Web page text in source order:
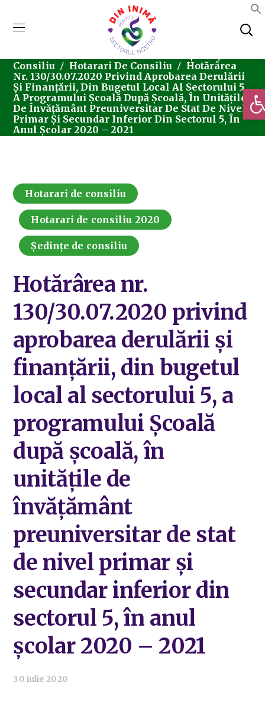
Consiliul Local Sector 5
Consiliu
Hotarari De Consiliu
Hotărârea
Nr. 130/30.07.2020 Privind Aprobarea Derulării
Și Finanțării, Din Bugetul Local Al Sectorului 5,
A Programului Școală După Școală, În Unitățile
De Învățământ Preuniversitar De Stat De Nivel
Primar Și Secundar Inferior Din Sectorul 5, În
Anul Școlar 2020 – 2021
Hotarari de consiliu
Hotarari de consiliu 2020
Ședințe de consiliu
Hotărârea nr.
130/30.07.2020 privind
aprobarea derulării și
finanțării, din bugetul
local al sectorului 5, a
programului Școală
după școală, în
unitățile de
învățământ
preuniversitar de stat
de nivel primar și
secundar inferior din
sectorul 5, în anul
școlar 2020 – 2021
30 iulie 2020